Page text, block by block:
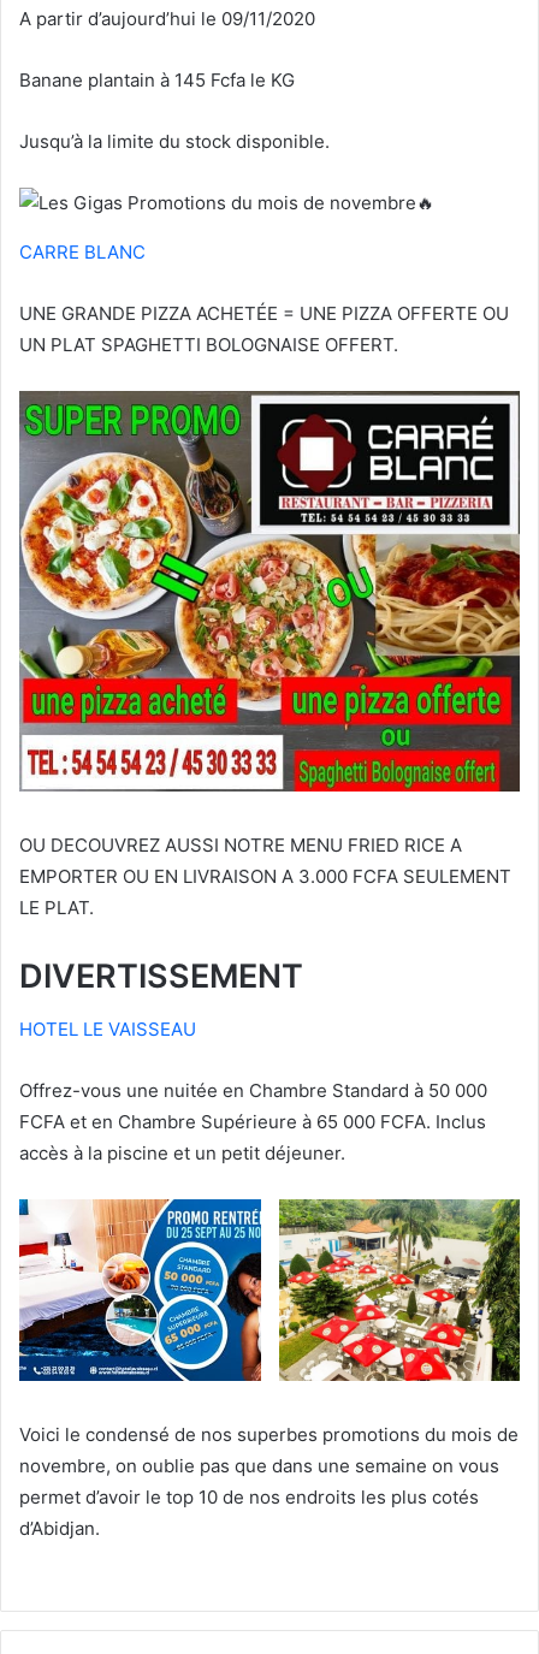
A partir d’aujourd’hui le 09/11/2020
Banane plantain à 145 Fcfa le KG
Jusqu’à la limite du stock disponible.
CARRE BLANC
UNE GRANDE PIZZA ACHETÉE = UNE PIZZA OFFERTE OU
UN PLAT SPAGHETTI BOLOGNAISE OFFERT.
OU DECOUVREZ AUSSI NOTRE MENU FRIED RICE A
EMPORTER OU EN LIVRAISON A 3.000 FCFA SEULEMENT
LE PLAT.
DIVERTISSEMENT
HOTEL LE VAISSEAU
Offrez-vous une nuitée en Chambre Standard à 50 000
FCFA et en Chambre Supérieure à 65 000 FCFA. Inclus
accès à la piscine et un petit déjeuner.
Voici le condensé de nos superbes promotions du mois de
novembre, on oublie pas que dans une semaine on vous
permet d’avoir le top 10 de nos endroits les plus cotés
d’Abidjan.